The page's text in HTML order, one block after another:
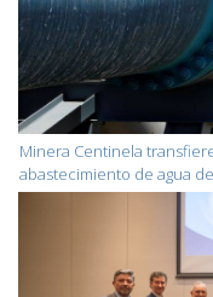
Minera Centinela
abastecimiento de agua